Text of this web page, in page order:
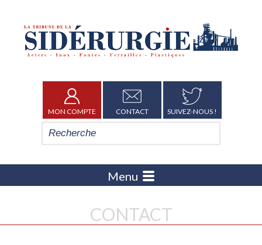
MON COMPTE CONTACT SUIVEZ-NOUS !
Menu
CONTACT